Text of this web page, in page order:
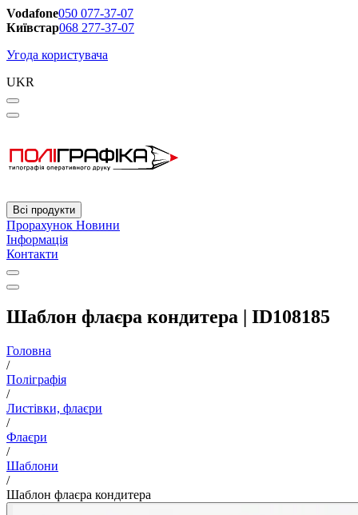
Vodafone050 077-37-07
Київстар068 277-37-07
Угода користувача
UKR
Всі продукти
Прорахунок Новини
Інформація
Контакти
Шаблон флаєра кондитера | ID108185
Головна
/
Поліграфія
/
Листівки, флаєри
/
Флаєри
/
Шаблони
/
Шаблон флаєра кондитера